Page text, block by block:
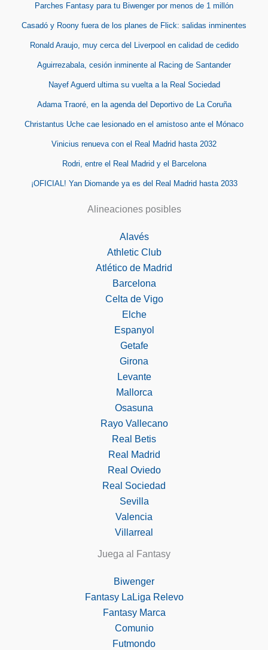
Parches Fantasy para tu Biwenger por menos de 1 millón
Casadó y Roony fuera de los planes de Flick: salidas inminentes
Ronald Araujo, muy cerca del Liverpool en calidad de cedido
Aguirrezabala, cesión inminente al Racing de Santander
Nayef Aguerd ultima su vuelta a la Real Sociedad
Adama Traoré, en la agenda del Deportivo de La Coruña
Christantus Uche cae lesionado en el amistoso ante el Mónaco
Vinicius renueva con el Real Madrid hasta 2032
Rodri, entre el Real Madrid y el Barcelona
¡OFICIAL! Yan Diomande ya es del Real Madrid hasta 2033
Alineaciones posibles
Alavés
Athletic Club
Atlético de Madrid
Barcelona
Celta de Vigo
Elche
Espanyol
Getafe
Girona
Levante
Mallorca
Osasuna
Rayo Vallecano
Real Betis
Real Madrid
Real Oviedo
Real Sociedad
Sevilla
Valencia
Villarreal
Juega al Fantasy
Biwenger
Fantasy LaLiga Relevo
Fantasy Marca
Comunio
Futmondo